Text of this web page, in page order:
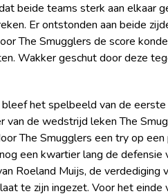
beide teams sterk aan elkaar
Er ontstonden aan beide
The Smugglers de score
Wakker geschut door deze
het spelbeeld van de
de wedstrijd leken The
The Smugglers een try op
een kwartier lang de
Roeland Muijs, de
te zijn ingezet. Voor het